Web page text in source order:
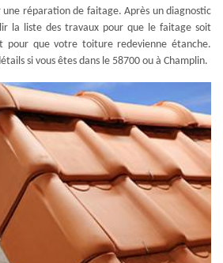
réparation de faitage. Après un diagnostic
la liste des travaux pour que le faitage soit
pour que votre toiture redevienne étanche.
si vous êtes dans le 58700 ou à Champlin.